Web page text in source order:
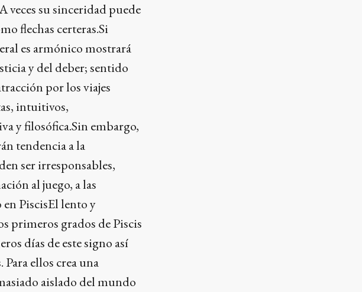
veces su sinceridad puede
flechas certeras.Si
es armónico mostrará
y del deber; sentido
por los viajes
intuitivos,
y filosófica.Sin embargo,
tendencia a la
ser irresponsables,
al juego, a las
PiscisEl lento y
primeros grados de Piscis
días de este signo así
ellos crea una
aislado del mundo